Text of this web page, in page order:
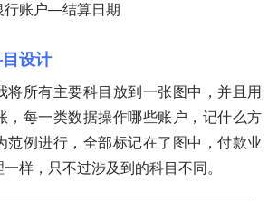
账户—结算日期
设计
将所有主要科目放到一张图中，并且用
，每一类数据操作哪些账户，记什么方
范例进行，全部标记在了图中，付款业
样，只不过涉及到的科目不同。